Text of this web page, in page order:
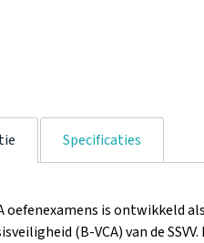
Specificaties
oefenexamens is ontwikkeld
(B-VCA) van de